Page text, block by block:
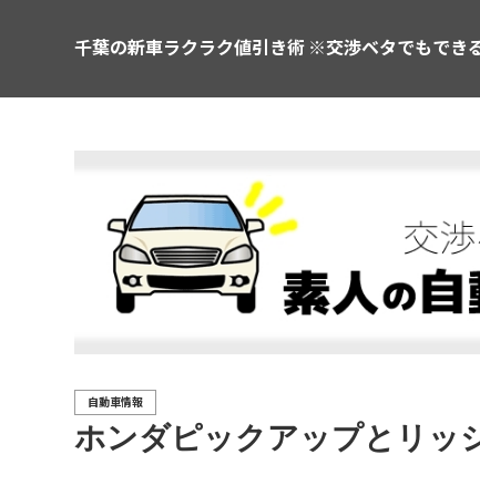
千葉の新車ラクラク値引き術 ※交渉ベタでもでき
ホンダピックアップとリッ
自動車情報